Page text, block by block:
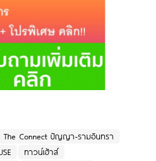
The Connect ปัญญา-รามอินทรา
ทาวน์เฮ้าส์